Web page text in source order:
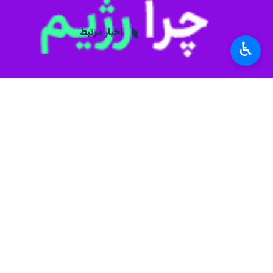
اخبار مرتبط
واترپلو قهرمانی ♿︎